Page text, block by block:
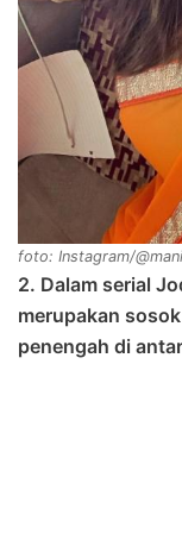
foto: Instagram/
2. Dalam serial
merupakan
penengah di